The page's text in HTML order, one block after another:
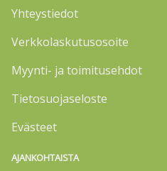
Yhteystiedot
Verkkolaskutusosoite
Myynti- ja toimitusehdot
Tietosuojaseloste
Evästeet
AJANKOHTAISTA